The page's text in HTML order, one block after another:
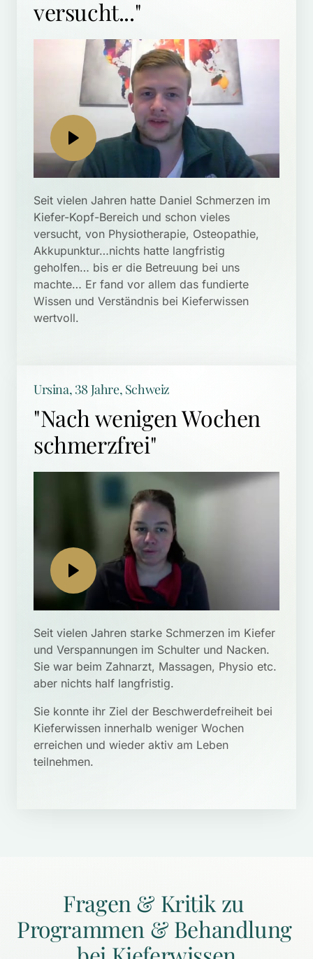
versucht..."
Seit vielen Jahren hatte Daniel Schmerzen im
Kiefer-Kopf-Bereich und schon vieles
versucht, von Physiotherapie, Osteopathie,
Akkupunktur…nichts hatte langfristig
geholfen… bis er die Betreuung bei uns
machte… Er fand vor allem das fundierte
Wissen und Verständnis bei Kieferwissen
wertvoll.
Ursina, 38 Jahre, Schweiz
"Nach wenigen Wochen
schmerzfrei"
Seit vielen Jahren starke Schmerzen im Kiefer
und Verspannungen im Schulter und Nacken.
Sie war beim Zahnarzt, Massagen, Physio etc.
aber nichts half langfristig.
Sie konnte ihr Ziel der Beschwerdefreiheit bei
Kieferwissen innerhalb weniger Wochen
erreichen und wieder aktiv am Leben
teilnehmen.
Fragen & Kritik
Programmen &
Behandlung